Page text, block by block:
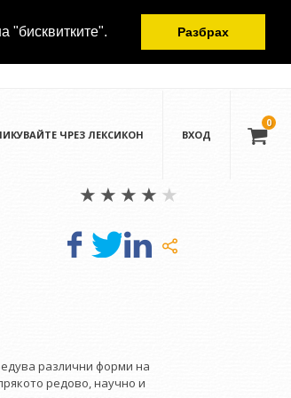
"бисквитките". Разбрах
ЧРЕЗ ЛЕКСИКОН ВХОД
0
различни форми на
редово, научно и